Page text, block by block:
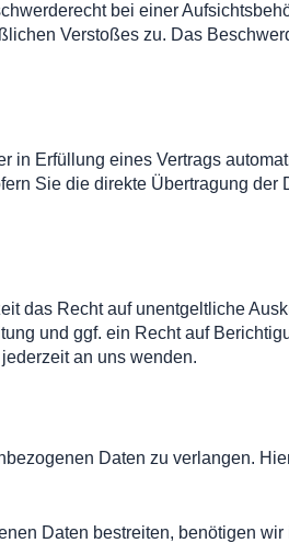
bei einer
Verstoßes zu. Das
Erfüllung eines Vertrags
Sie die direkte Übertragung
das Recht auf unentgeltliche
und ggf. ein Recht auf
an uns wenden.
Daten zu verlangen.
Daten bestreiten, benötigen